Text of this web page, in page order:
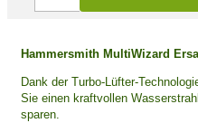
Hammersmith MultiWizard
Dank der Turbo-Lüfter-
Sie einen kraftvollen
sparen.